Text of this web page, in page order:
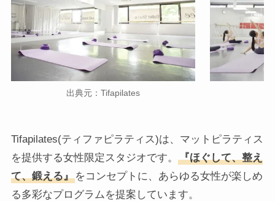
出典元：Tifapilates
Tifapilates(ティファピラティス)は、マットピラティス
を提供する女性限定スタジオです。
『ほぐして、整え
て、鍛える』をコンセプトに、あらゆる女性が楽しめ
る多彩なプログラムを提案しています。